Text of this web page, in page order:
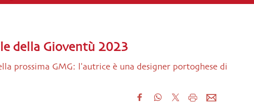
della Gioventù 2023
prossima GMG: l'autrice è una designer portoghese di